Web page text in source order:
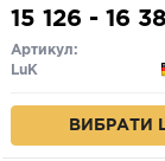
без диска
тертя) AUDI A3,
SEAT
ALTEA XL,
05.03-
15 126 - 16
Артикул:
LuK
ВИБРАТИ